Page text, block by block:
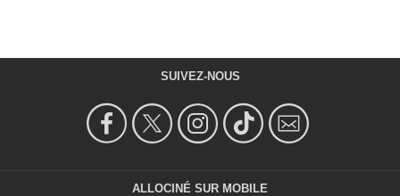
SUIVEZ-NOUS
ALLOCINÉ SUR MOBILE